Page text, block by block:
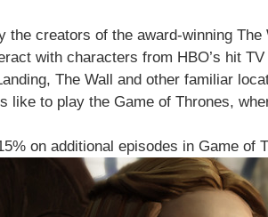
the creators of the award-winning
with characters from HBO’s hit
The Wall and other familiar
like to play the Game of Thrones,
on additional episodes in Game